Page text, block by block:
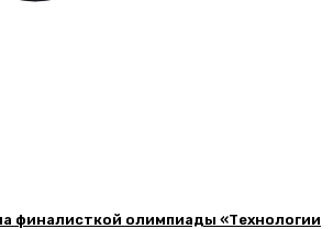
финалисткой олимпиады «Технологии